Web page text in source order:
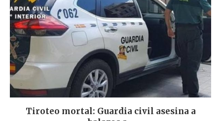
Tiroteo mortal: Guardia civil asesina a